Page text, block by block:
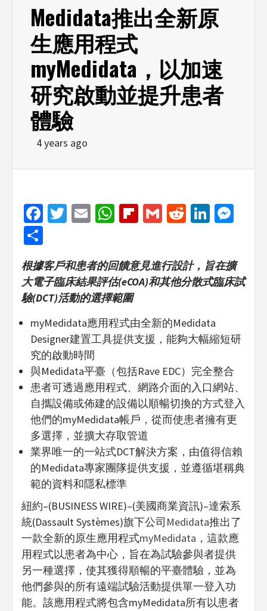
Medidata推出全新原
生應用程式
myMedidata，以加速
研究啟動並提升患者
體驗
4 years ago
Facebook
Twitter
EmailWhatsApp
Flipboard
GmailReddit
根據客戶和患者的回饋意見進行設計，旨在擴
大電子臨床結果評估(eCOA)和其他分散式臨床試
驗(DCT)活動的選擇範圍
myMedidata應用程式由全新的Medidata
Designer建置工具提供支援，能夠大幅縮短研
究的啟動時間
與Medidata平臺（包括Rave EDC）完全整合
患者可透過應用程式、網路介面的入口網站、
自攜設備或佈建的設備以順暢切換的方式登入
他們的myMedidata帳戶，從而使患者擁有更
多選擇，並擴大存取管道
業界唯一的一站式DCT解決方案，由值得信賴
的Medidata專家團隊提供支援，並遵循堪稱典
範的資料和隱私標準
紐約–(BUSINESS WIRE)–(美國商業資訊)–達索系
統(Dassault Systèmes)旗下公司 Medidata推出了
一款全新的原生應用程式myMedidata ，這款應
用程式以患者為中心，旨在為試驗參與者提供
另一種選擇，使其獲得順暢的平臺體驗，並為
他們參與的所有遠端試驗活動提供單一登入功
能。該應用程式將包含myMedidata所有以患者